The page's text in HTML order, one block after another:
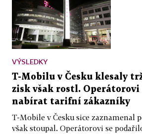
VÝSLEDKY
T-Mobilu v Česku klesaly
zisk však rostl. Operátorovi
nabírat tarifní zákazníky
T-Mobile v Česku sice zaznamenal
však stoupal. Operátorovi se